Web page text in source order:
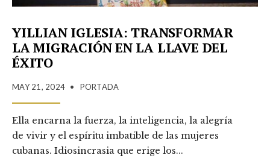
YILLIAN IGLESIA: TRANSFORMAR
LA MIGRACIÓN EN LA LLAVE DEL
ÉXITO
MAY 21, 2024 • PORTADA
Ella encarna la fuerza, la inteligencia, la alegría
de vivir y el espíritu imbatible de las mujeres
cubanas. Idiosincrasia que erige los...